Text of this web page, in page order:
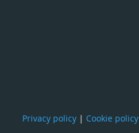
Privacy policy | Cookie policy